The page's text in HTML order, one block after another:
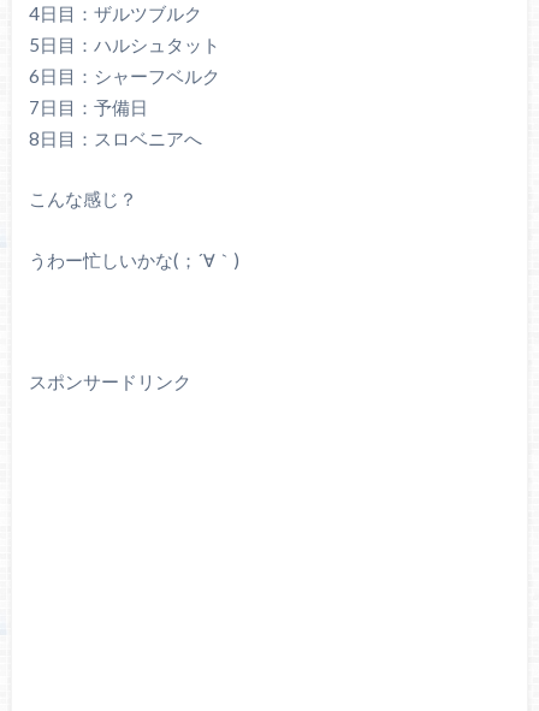
4日目：ザルツブルク
5日目：ハルシュタット
6日目：シャーフベルク
7日目：予備日
8日目：スロベニアへ
こんな感じ？
うわー忙しいかな(；´∀｀)
スポンサードリンク